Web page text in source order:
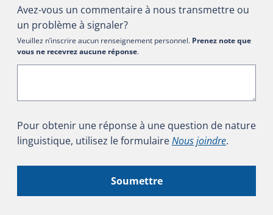
Avez-vous un commentaire à nous transmettre ou
un problème à signaler?
Veuillez n’inscrire aucun renseignement personnel. Prenez note que
vous ne recevrez aucune réponse.
Pour obtenir une réponse à une question de nature
linguistique, utilisez le formulaireNous joindre.
Soumettre